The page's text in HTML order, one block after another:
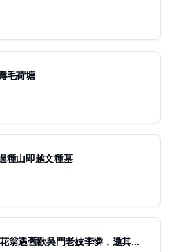
毛荷塘
種山即越文種墓
翁遇舊歡吳門老妓李憐，邀其一